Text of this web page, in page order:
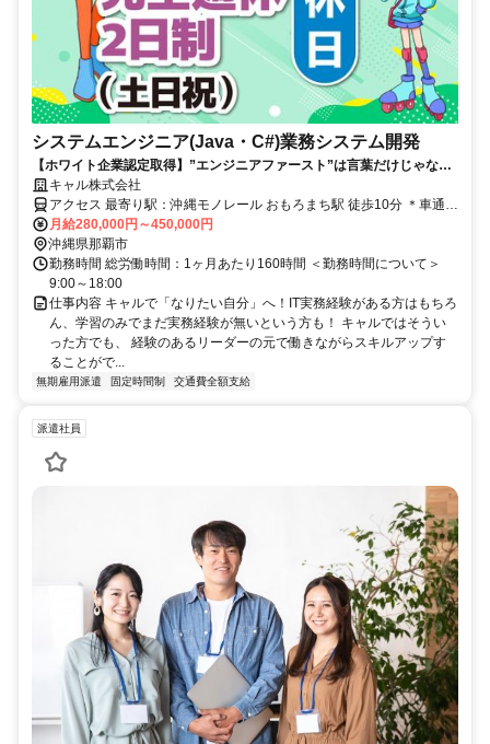
システムエンジニア(Java・C#)業務システム開発
【ホワイト企業認定取得】”エンジニアファースト”は言葉だけじゃな
い。第三者が認めたクリーンな環境！長く安心して働ける環境をご用意
しています
キャル株式会社
アクセス 最寄り駅：沖縄モノレール おもろまち駅 徒歩10分 ＊車通勤
OK
月給280,000円～450,000円
沖縄県那覇市
勤務時間 総労働時間：1ヶ月あたり160時間 ＜勤務時間について＞
9:00～18:00
仕事内容 キャルで「なりたい自分」へ！IT実務経験がある方はもちろ
ん、学習のみでまだ実務経験が無いという方も！ キャルではそうい
った方でも、 経験のあるリーダーの元で働きながらスキルアップす
ることがで...
無期雇用派遣 固定時間制 交通費全額支給
派遣社員